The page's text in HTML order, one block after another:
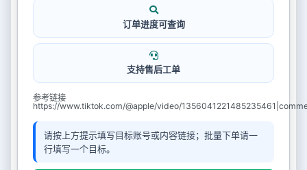
订单进度可查询
支持售后工单
参考链接
https://www.tiktok.com/@apple/video/
请按上方提示填写目标账号或内容链接；批量下单请一
行填写一个目标。